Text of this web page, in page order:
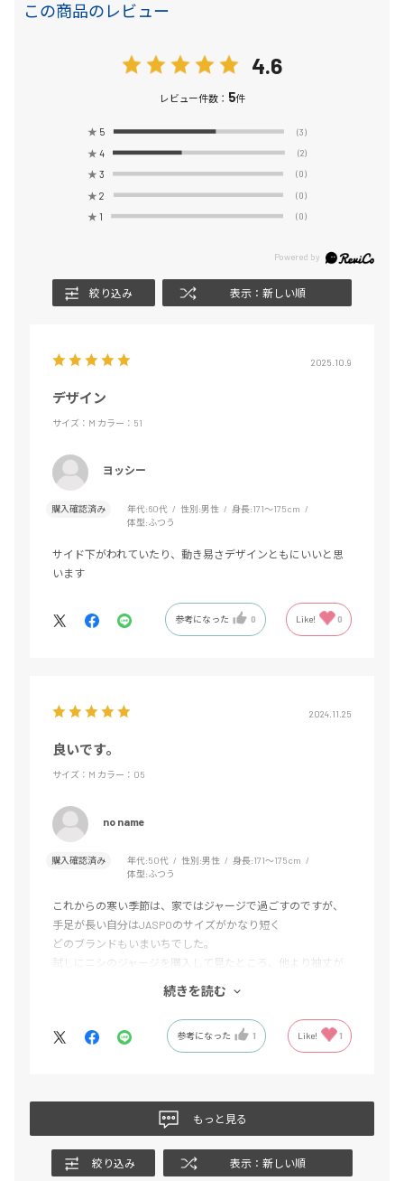
この商品のレビュー
4.6
レビュー件数： 5件
★ 5 (3)
★ 4 (2)
★ 3 (0)
★ 2 (0)
★ 1 (0)
絞り込み 表示：新しい順
2025.10.9
デザイン
サイズ：M カラー：51
ヨッシー
購入確認済み 年代:60代 性別:男性 身長:171～175cm
体型:ふつう
サイド下がわれていたり、動き易さデザインともにいいと思
います
参考になった 0 Like! 0
2024.11.25
良いです。
サイズ：M カラー：05
no name
購入確認済み 年代:50代 性別:男性 身長:171～175cm
体型:ふつう
これからの寒い季節は、家ではジャージで過ごすのですが、
手足が長い自分はJASPOのサイズがかなり短く
どのブランドもいまいちでした。
試しにニシのジャージを購入して見たところ、他より袖丈が
これで2セット目です。
シンプルなデザインも自分好みで、海外製が多い中で日本製
なのも嬉しいかな。
ニシの製品は着ている人が少ないので、被らないのも
良いかも。(笑)
続きを読む
参考になった 1 Like! 1
もっと見る
絞り込み 表示：新しい順